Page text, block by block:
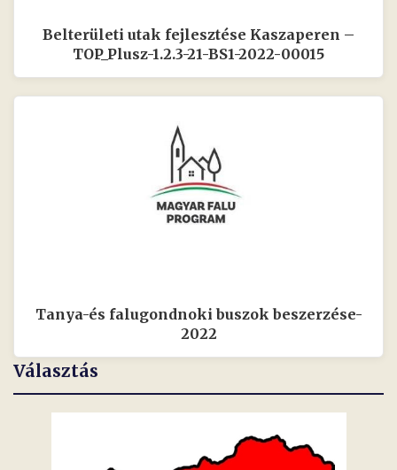
Belterületi utak fejlesztése Kaszaperen –
TOP_Plusz-1.2.3-21-BS1-2022-00015
Tanya-és falugondnoki buszok beszerzése-
2022
Választás